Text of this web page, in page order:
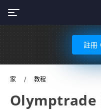
註冊
家 教程
Olymptrade